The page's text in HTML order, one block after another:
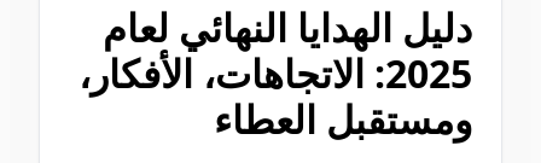
دليل الهدايا النهائي لعام
2025: الاتجاهات، الأفكار،
ومستقبل العطاء